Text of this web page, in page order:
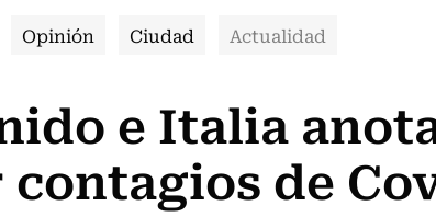
Opinión Ciudad Actualidad
e Italia
de